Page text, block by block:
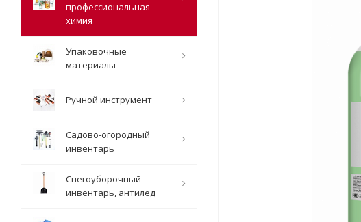
профессиональная
химия
Упаковочные
материалы
Ручной инструмент
Садово-огородный
инвентарь
Снегоуборочный
инвентарь, антилед